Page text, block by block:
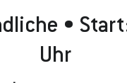
•
Uhr